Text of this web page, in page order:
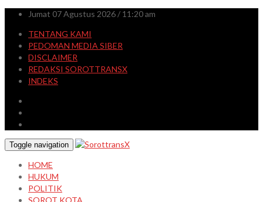
Jumat 07 Agustus 2026 / 11:20 am
TENTANG KAMI
PEDOMAN MEDIA SIBER
DISCLAIMER
REDAKSI SOROTTRANSX
INDEKS
Toggle navigation
HOME
HUKUM
POLITIK
SOROT KOTA